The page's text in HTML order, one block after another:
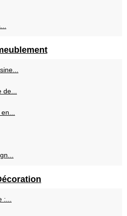
de...
:...